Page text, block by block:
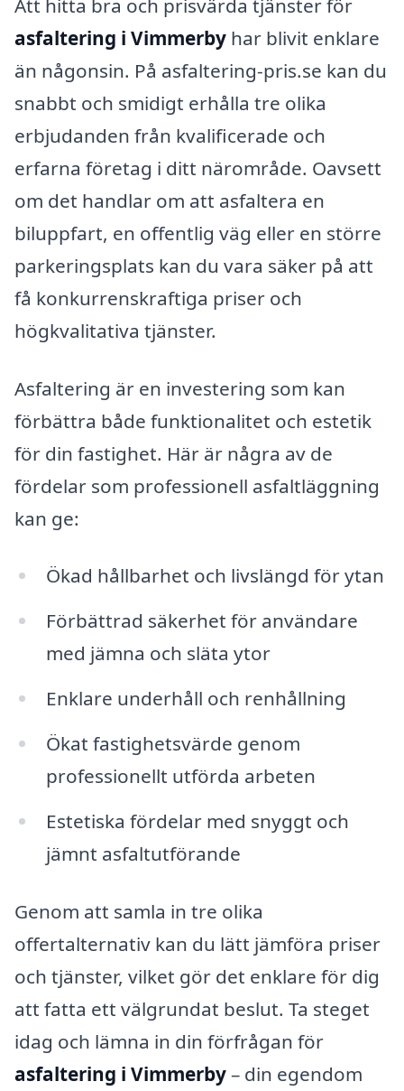
Att hitta bra och prisvärda tjänster för
asfaltering i Vimmerby har blivit enklare
än någonsin. På asfaltering-pris.se kan du
snabbt och smidigt erhålla tre olika
erbjudanden från kvalificerade och
erfarna företag i ditt närområde. Oavsett
om det handlar om att asfaltera en
biluppfart, en offentlig väg eller en större
parkeringsplats kan du vara säker på att
få konkurrenskraftiga priser och
högkvalitativa tjänster.
Asfaltering är en investering som kan
förbättra både funktionalitet och estetik
för din fastighet. Här är några av de
fördelar som professionell asfaltläggning
kan ge:
Ökad hållbarhet och livslängd för ytan
Förbättrad säkerhet för användare
med jämna och släta ytor
Enklare underhåll och renhållning
Ökat fastighetsvärde genom
professionellt utförda arbeten
Estetiska fördelar med snyggt och
jämnt asfaltutförande
Genom att samla in tre olika
offertalternativ kan du lätt jämföra priser
och tjänster, vilket gör det enklare för dig
att fatta ett välgrundat beslut. Ta steget
idag och lämna in din förfrågan för
asfaltering i Vimmerby– din egendom